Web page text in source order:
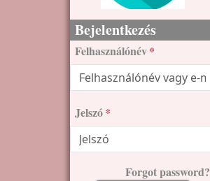
Bejelentkezés
Felhasználónév
Jelszó
Forgot password?